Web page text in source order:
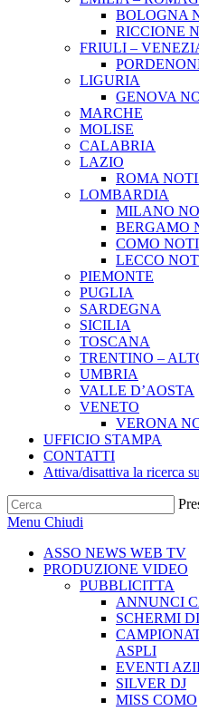
BOLOGNA
RICCIONE
FRIULI –
LIGURIA
GENOVA
MARCHE
MOLISE
CALABRIA
LAZIO
ROMA
LOMBARDIA
MILANO
BERGAMO
COMO
LECCO
PIEMONTE
PUGLIA
SARDEGNA
SICILIA
TOSCANA
TRENTINO –
UMBRIA
VALLE D’AOSTA
VENETO
VERONA
UFFICIO STAMPA
CONTATTI
Attiva/disattiva la ricerca
Menu Chiudi
ASSO NEWS WEB TV
PRODUZIONE VIDEO
PUBBLICITTA
ANNUNCI
SCHERMI
ASPLI
EVENTI
SILVER DJ
MISS COMO